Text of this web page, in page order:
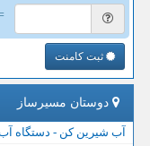
= ۳
ثبت کامنت
دوستان مسیرساز
آب شیرین کن - دستگاه